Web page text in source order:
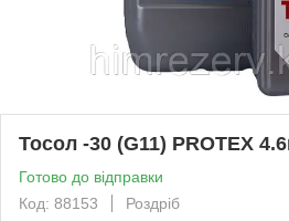
Тосол -30 (G11) PROTEX
Готово до відправки
Код: 88153
Роздріб